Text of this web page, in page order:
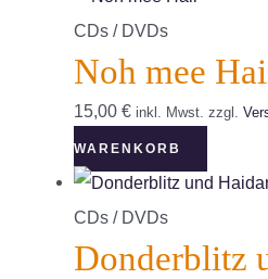
CDs / DVDs
Noh mee
15,00 € inkl. Mwst. zzgl.
WARENKORB
CDs / DVDs
Donderblitz